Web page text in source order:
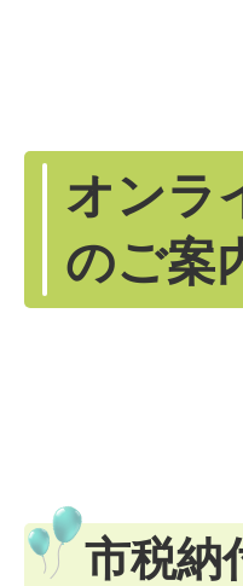
オンラ
のご案
市税納